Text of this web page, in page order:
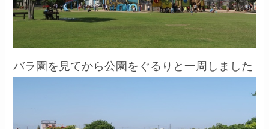
バラ園を見てから公園をぐるりと一周しました